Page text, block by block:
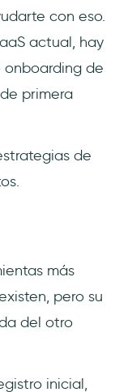
con eso.
actual, hay
onboarding de
primera
de
más
pero su
del otro
inicial,